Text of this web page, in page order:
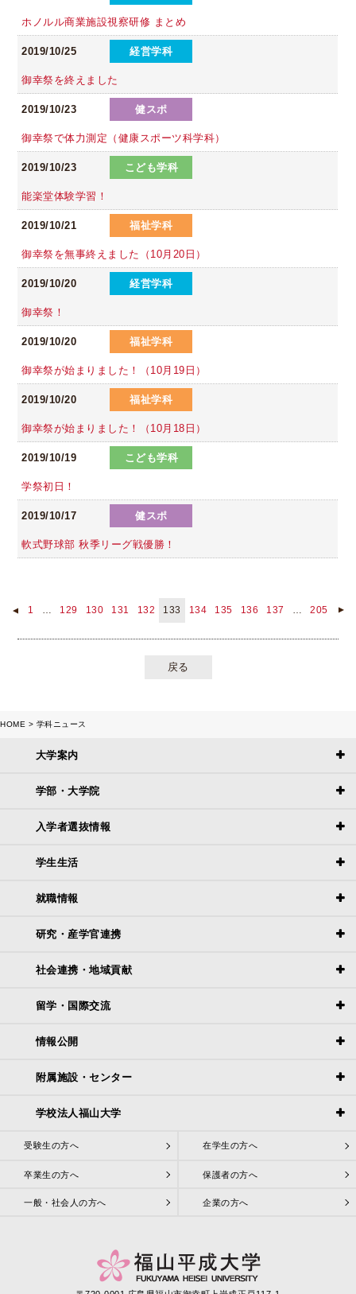
ホノルル商業施設視察研修 まとめ
2019/10/25 経営学科
御幸祭を終えました
2019/10/23 健スポ
御幸祭で体力測定（健康スポーツ科学科）
2019/10/23 こども学科
能楽堂体験学習！
2019/10/21 福祉学科
御幸祭を無事終えました（10月20日）
2019/10/20 経営学科
御幸祭！
2019/10/20 福祉学科
御幸祭が始まりました！（10月19日）
2019/10/20 福祉学科
御幸祭が始まりました！（10月18日）
2019/10/19 こども学科
学祭初日！
2019/10/17 健スポ
軟式野球部 秋季リーグ戦優勝！
▲ 1 … 129 130 131 132 133 134 135 136 137 … 205 ▲
戻る
HOME 学科ニュース
大学案内
学部・大学院
入学者選抜情報
学生生活
就職情報
研究・産学官連携
社会連携・地域貢献
留学・国際交流
情報公開
附属施設・センター
学校法人福山大学
受験生の方へ 在学生の方へ
卒業生の方へ 保護者の方へ
一般・社会人の方へ 企業の方へ